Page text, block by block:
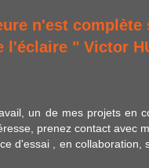
n'est complète
l'éclaire " Victor
un de mes projets en
prenez contact avec
d'essai , en collaboration,